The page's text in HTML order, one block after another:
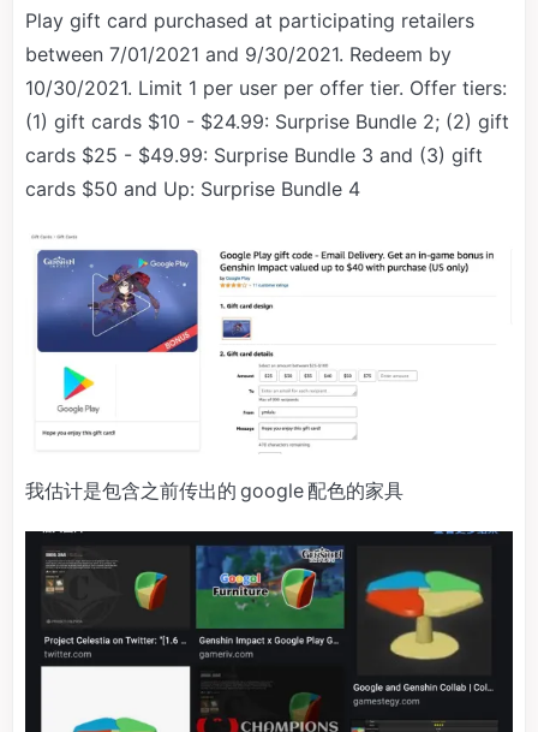
Play gift card purchased at participating retailers
between 7/01/2021 and 9/30/2021. Redeem by
10/30/2021. Limit 1 per user per offer tier. Offer tiers:
(1) gift cards $10 - $24.99: Surprise Bundle 2; (2) gift
cards $25 - $49.99: Surprise Bundle 3 and (3) gift
cards $50 and Up: Surprise Bundle 4
我估计是包含之前传出的 google 配色的家具